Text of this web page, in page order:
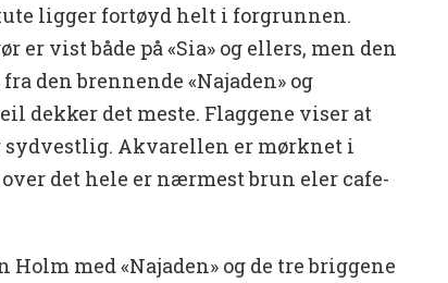
ligger fortøyd helt i forgrunnen.
er vist både på «Sia» og ellers, men den
den brennende «Najaden» og
dekker det meste. Flaggene viser at
Akvarellen er mørknet i
det hele er nærmest brun eler cafe-
med «Najaden» og de tre briggene